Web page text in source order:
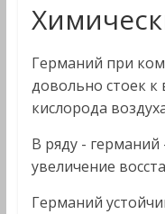
Германий при
довольно стоек к
кислорода
В ряду -
увеличение
Германий